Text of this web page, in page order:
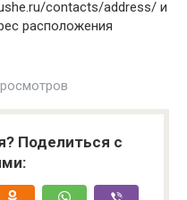
contacts/address/ и
расположения
Поделиться с